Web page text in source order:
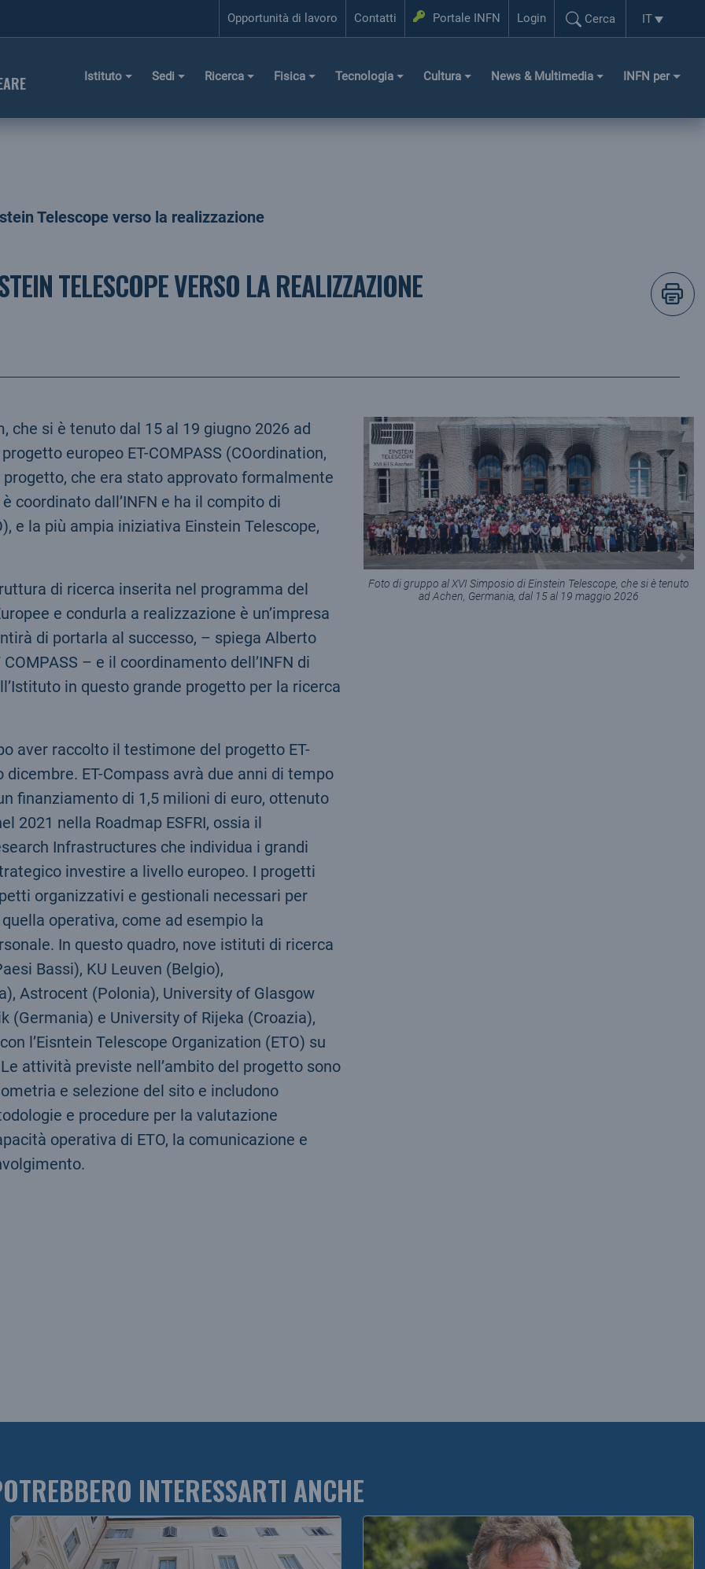
Opportunità di lavoro Contatti Portale INFN Login
Login
Cerca
Cerca...
Selezione
IT
Istituto Sedi Ricerca Fisica Tecnologia Cultura News & Multimedia INFN per
Telescope verso la realizzazione
TELESCOPE VERSO LA REALIZZAZIONE
che si è tenuto dal 15 al 19 giugno 2026 ad
europeo ET-COMPASS (COordination,
che era stato approvato formalmente
coordinato dall’INFN e ha il compito di
e la più ampia iniziativa Einstein Telescope,
di ricerca inserita nel programma del
e condurla a realizzazione è un’impresa
di portarla al successo, – spiega Alberto
– e il coordinamento dell’INFN di
in questo grande progetto per la ricerca
aver raccolto il testimone del progetto ET-
ET-Compass avrà due anni di tempo
finanziamento di 1,5 milioni di euro, ottenuto
2021 nella Roadmap ESFRI, ossia il
Infrastructures che individua i grandi
investire a livello europeo. I progetti
organizzativi e gestionali necessari per
operativa, come ad esempio la
In questo quadro, nove istituti di ricerca
Bassi), KU Leuven (Belgio),
Astrocent (Polonia), University of Glasgow
(Germania) e University of Rijeka (Croazia),
l’Eisntein Telescope Organization (ETO) su
attività previste nell’ambito del progetto sono
e selezione del sito e includono
e procedure per la valutazione
operativa di ETO, la comunicazione e
Foto di gruppo al XVI Simposio di Einstein Telescope, che si è tenuto
ad Achen, Germania, dal 15 al 19 maggio 2026
INTERESSARTI ANCHE